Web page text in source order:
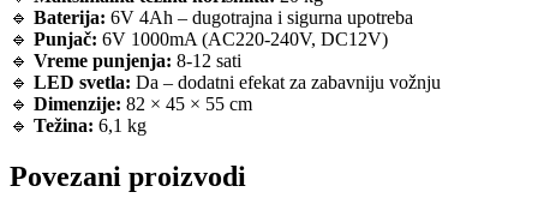
🔹 Baterija: 6V 4Ah – dugotrajna i sigurna upotreba
🔹 Punjač: 6V 1000mA (AC220-240V, DC12V)
🔹 Vreme punjenja: 8-12 sati
🔹 LED svetla: Da – dodatni efekat za zabavniju vožnju
🔹 Dimenzije: 82 × 45 × 55 cm
🔹 Težina: 6,1 kg
Povezani proizvodi